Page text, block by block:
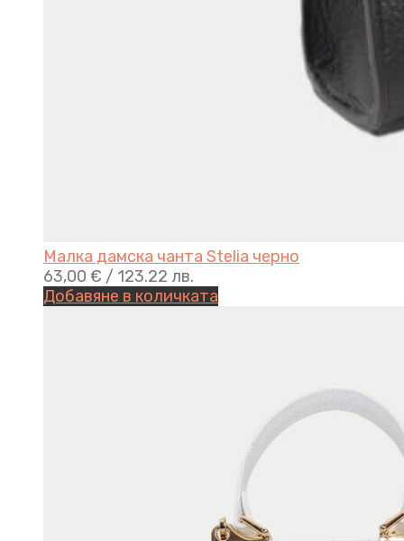
Малка дамска чанта Stelia черно
63,00 € / 123.22 лв.
Добавяне в количката